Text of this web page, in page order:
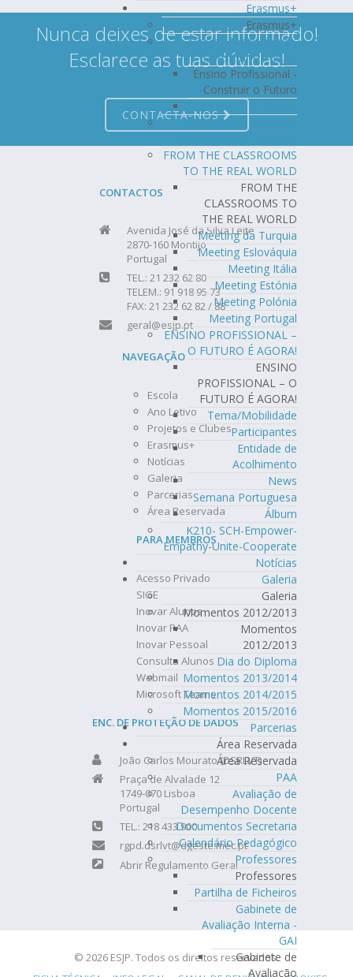
Erasmus+
Erasmus+
Ensino Profissional -
Construir o Futuro
Ensino Profissional -
Construir o Futuro
KA220- SCH BEYOND
FROM THE CLASSROOMS
TO THE REAL WORLD
FROM THE
CLASSROOMS TO
THE REAL WORLD
Meeting da Turquia
Meeting Eslováquia
Meeting Itália
Meeting Estónia
Meeting Polónia
Meeting Portugal
ENSINO PROFISSIONAL –
O FUTURO É AGORA!
ENSINO
PROFISSIONAL – O
FUTURO É AGORA!
Tema/Mobilidade
Participantes
Entidade de
Acolhimento
News
Semana Portuguesa
Álbum
K210- SCH-Empower-
Empathy-Unite-Cooperate
Notícias
Galeria
Galeria
Momentos 2012/2013
Momentos
2012/2013
Dia do Diploma
Momentos 2013/2014
Momentos 2014/2015
Momentos 2015/2016
Parcerias
Área Reservada
Área Reservada
PAA
Avaliação de
Desempenho Docente
Documentos Secretaria
Calendário Pedagógico
Professores
Professores
Partilha de Ficheiros
Gabinete de
Avaliação Interna -
GAI
Gabinete de
Avaliação
Nunca deixes de estar informado!
Esclarece as tuas dúvidas!
CONTACTA-NOS
CONTACTOS
Avenida José da Silva Leite
2870-160 Montijo
Portugal
TEL.: 21 232 62 80
TELEM.: 91 918 95 73
FAX: 21 232 62 82 / 88
geral@esjp.pt
NAVEGAÇÃO
Escola
Ano Letivo
Projetos e Clubes
Erasmus+
Notícias
Galeria
Parcerias
Área Reservada
PARA MEMBROS
Acesso Privado
SIGE
Inovar Alunos
Inovar PAA
Inovar Pessoal
Consulta Alunos
Webmail
Microsoft Teams
ENC. DE PROTEÇÃO DE DADOS
João Carlos Mourato (DSRLVT)
Praça de Alvalade 12
1749-070 Lisboa
Portugal
TEL.: 218 433 900
rgpd.dsrlvt@dgeste.mec.pt
Abrir Regulamento Geral
© 2026 ESJP. Todos os direitos reservados.